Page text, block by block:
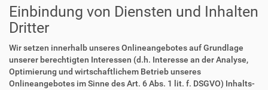
Einbindung von Diensten und Inhalten
Dritter
Wir setzen innerhalb unseres Onlineangebotes auf Grundlage
unserer berechtigten Interessen (d.h. Interesse an der Analyse,
Optimierung und wirtschaftlichem Betrieb unseres
Onlineangebotes im Sinne des Art. 6 Abs. 1 lit. f. DSGVO) Inhalts-